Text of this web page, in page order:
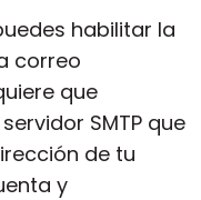
habilitar la
correo
que
SMTP que
de tu
y